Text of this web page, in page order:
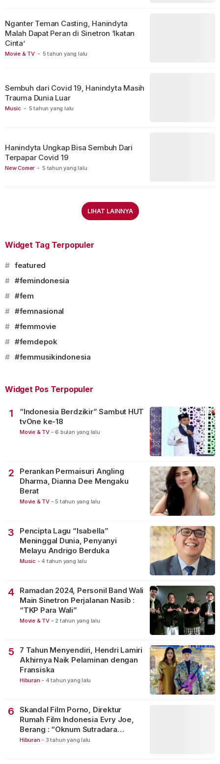
Movie & TV - 5 tahun yang lalu
Nganter Teman Casting, Hanindyta
Malah Dapat Peran di Sinetron ‘Ikatan
Cinta’
Music - 5 tahun yang lalu
Sembuh dari Covid 19, Hanindyta Masih
Trauma Dunia Luar
New Comer - 5 tahun yang lalu
Hanindyta Ungkap Bisa Sembuh Dari
Terpapar Covid 19
LIHAT LAINNYA
Widget Tag Terpopuler
# featured
# #femindonesia
# #fem
# #femnasional
# #femmovie
# #femdepok
# #femmusikindonesia
Widget Pos Terpopuler
1
“Indonesia Berdzikir” Sambut HUT
tvOne ke-18
Movie & TV - 6 bulan yang lalu
2
Perankan Permaisuri Angling
Dharma, Dianna Dee Mengaku
Berat
Movie & TV - 5 tahun yang lalu
3
Pencipta Lagu “Isabella”
Meninggal Dunia, Penyanyi
Melayu Andrigo Berduka
Music - 4 tahun yang lalu
4
Ramadan 2024, Personil Band Wali
Main Sinetron Perjalanan Nasib :
“TKP Para Wali”
Movie & TV - 2 tahun yang lalu
5
7 Tahun Menyendiri, Hendri Lamiri
Akhirnya Naik Pelaminan dengan
Fransiska
Hiburan - 4 tahun yang lalu
6
Skandal Film Porno, Direktur
Rumah Film Indonesia Evry Joe,
Berang : “Oknum Sutradara
Merusak Perfilman Indonesia”!
Hiburan - 3 tahun yang lalu